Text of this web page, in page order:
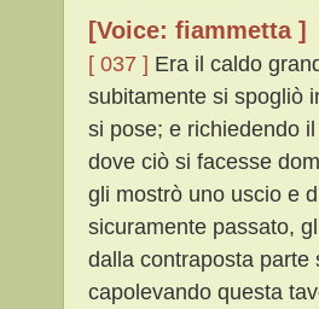
[Voice: fiammetta ]
[ 037 ] Era il caldo
subitamente si spogliò
si pose; e richiedendo
dove ciò si facesse
gli mostrò uno uscio e
sicuramente passato,
dalla contraposta parte
capolevando questa